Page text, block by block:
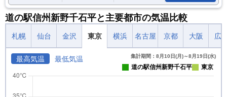
道の駅信州新野千石平と主要都市の気温比較
札幌 仙台 金沢 東京 横浜 名古屋 京都 大阪 広
最高気温 最低気温 集計期間：8月10日(月)～8月19日(水)
道の駅信州新野千石平 東京